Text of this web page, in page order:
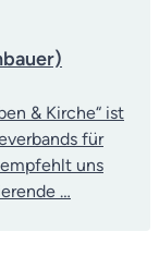
& Kirche“ ist
für
uns
…